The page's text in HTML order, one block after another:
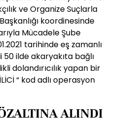
ve Organize Suçlarla
koordinesinde
Mücadele Şube
tarihinde eş zamanlı
ilde akaryakıta bağlı
dolandırıcılık yapan bir
“ kod adlı operasyon
ALINDI